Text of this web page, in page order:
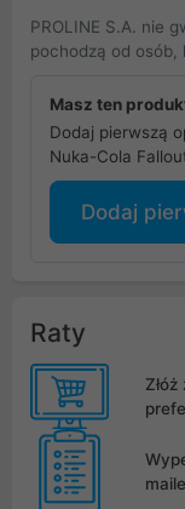
PROLINE S.A. nie
pochodzą od osób,
Masz ten
Dodaj pierwszą
Nuka-Cola
Dodaj
Raty